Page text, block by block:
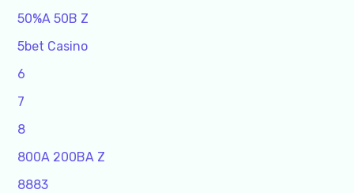
50%A 50B Z
5bet Casino
6
7
8
800A 200BA Z
8883